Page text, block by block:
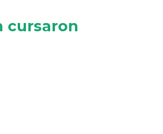
cursaron